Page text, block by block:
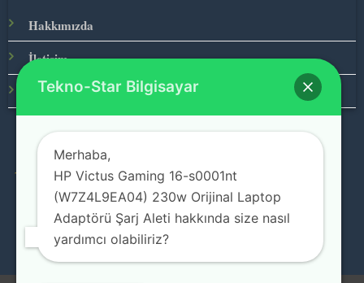
Hakkımızda
İletişim
Ana Sayfa
© 2026 Teknolojinin Starı
Tekno-Star Bilgisayar
Merhaba,
HP Victus Gaming 16-s0001nt
(W7Z4L9EA04) 230w Orijinal Laptop
Adaptörü Şarj Aleti hakkında size nasıl
yardımcı olabiliriz?